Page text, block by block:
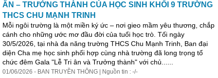
ÂN – TRƯỞNG THÀNH CỦA HỌC SINH KHỐI 9 TRƯỜNG
THCS CHU MẠNH TRINH
Mỗi ngôi trường là một miền ký ức – nơi gieo mầm yêu thương, chắp
cánh cho những ước mơ đầu đời của tuổi học trò. Tối ngày
30/5/2026, tại nhà đa năng trường THCS Chu Mạnh Trinh, Ban đại
diện Cha mẹ học sinh phối hợp cùng nhà trường đã long trọng tổ
chức đêm Gala "Lễ Tri ân và Trưởng thành" với chủ......
01/06/2026 - BAN TRUYỀN THÔNG | Nguồn tin : -/-